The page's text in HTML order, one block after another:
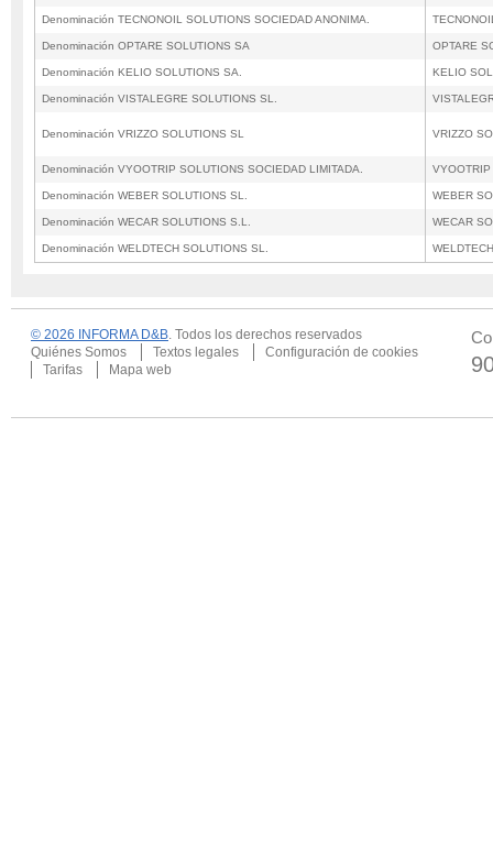
Denominación TECNONOIL SOLUTIONS SOCIEDAD ANONIMA.
Denominación OPTARE SOLUTIONS SA OPTARE
Denominación KELIO SOLUTIONS SA. KELIO
Denominación VISTALEGRE SOLUTIONS SL.
Denominación VRIZZO SOLUTIONS SL VRIZZO
Denominación VYOOTRIP SOLUTIONS SOCIEDAD LIMITADA.
Denominación WEBER SOLUTIONS SL. WEBER
Denominación WECAR SOLUTIONS S.L. WECAR
Denominación WELDTECH SOLUTIONS SL.
© 2026 INFORMA D&B. Todos los derechos reservados
Quiénes Somos
Textos legales
Configuración de cookies
Tarifas
Mapa web